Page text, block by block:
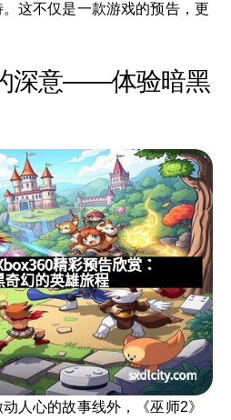
这不仅是一款游戏的预告，更
深意——体验暗黑
人心的故事线外，《巫师2》